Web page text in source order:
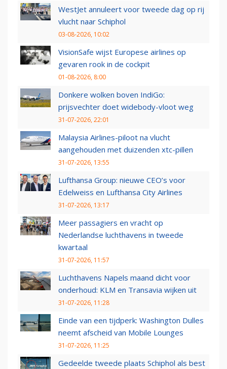
WestJet annuleert voor tweede dag op rij
vlucht naar Schiphol
03-08-2026, 10:02
VisionSafe wijst Europese airlines op
gevaren rook in de cockpit
01-08-2026, 8:00
Donkere wolken boven IndiGo:
prijsvechter doet widebody-vloot weg
31-07-2026, 22:01
Malaysia Airlines-piloot na vlucht
aangehouden met duizenden xtc-pillen
31-07-2026, 13:55
Lufthansa Group: nieuwe CEO’s voor
Edelweiss en Lufthansa City Airlines
31-07-2026, 13:17
Meer passagiers en vracht op
Nederlandse luchthavens in tweede
kwartaal
31-07-2026, 11:57
Luchthavens Napels maand dicht voor
onderhoud: KLM en Transavia wijken uit
31-07-2026, 11:28
Einde van een tijdperk: Washington Dulles
neemt afscheid van Mobile Lounges
31-07-2026, 11:25
Gedeelde tweede plaats Schiphol als best